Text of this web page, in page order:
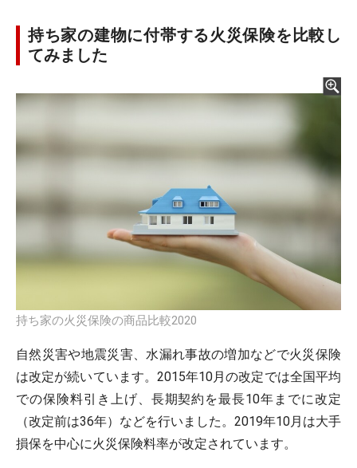
持ち家の建物に付帯する火災保険を比較し
てみました
持ち家の火災保険の商品比較2020
自然災害や地震災害、水漏れ事故の増加などで火災保険
は改定が続いています。2015年10月の改定では全国平均
での保険料引き上げ、長期契約を最長10年までに改定
（改定前は36年）などを行いました。2019年10月は大手
損保を中心に火災保険料率が改定されています。